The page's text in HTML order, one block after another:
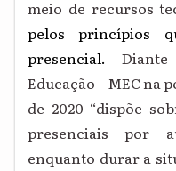
meio de recursos
pelos princípios
presencial.
Educação – MEC na
de 2020 “dispõe
presenciais por
enquanto durar a